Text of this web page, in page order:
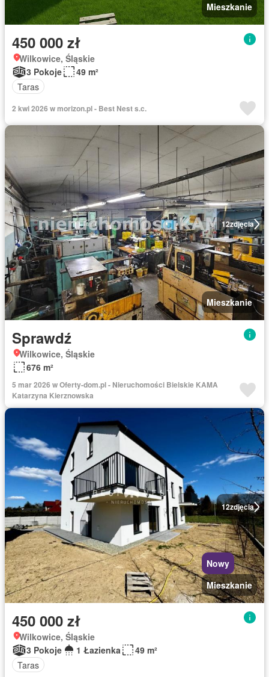
Mieszkanie
450 000 zł
Wilkowice, Śląskie
3 Pokoje
49 m²
Taras
2 kwi 2026 w morizon.pl - Best Nest s.c.
12zdjęcia
Mieszkanie
Sprawdź
Wilkowice, Śląskie
676 m²
5 mar 2026 w Oferty-dom.pl - Nieruchomości Bielskie KAMA
Katarzyna Kierznowska
12zdjęcia
Nowy
Mieszkanie
450 000 zł
Wilkowice, Śląskie
3 Pokoje
1 Łazienka
49 m²
Taras